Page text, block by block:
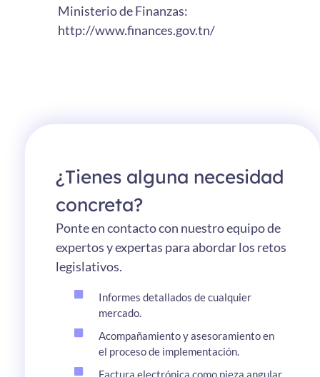
Ministerio de Finanzas:
http://www.finances.gov.tn/
¿Tienes alguna necesidad
concreta?
Ponte en contacto con nuestro equipo de
expertos y expertas para abordar los retos
legislativos.
Informes detallados de cualquier
mercado.
Acompañamiento y asesoramiento en
el proceso de implementación.
Factura electrónica como pieza angular